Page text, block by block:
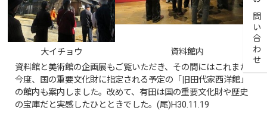
お問い合わせ
大イチョウ
資料館内
資料館と美術館の企画展もご覧いただき、その間にはこれまた
今度、国の重要文化財に指定される予定の「旧田代家西洋館」
の館内も案内しました。改めて、有田は国の重要文化財や歴史
の宝庫だと実感したひとときでした。(尾)H30.11.19